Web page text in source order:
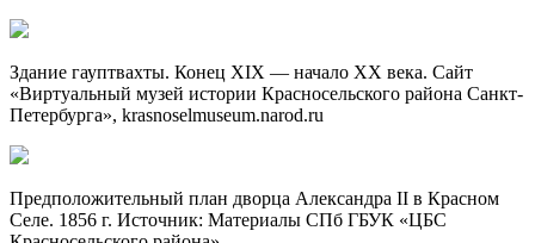
Здание гауптвахты. Конец XIX — начало ХХ века. Сайт
«Виртуальный музей истории Красносельского района Санкт-
Петербурга», krasnoselmuseum.narod.ru
Предположительный план дворца Александра II в Красном
Селе. 1856 г. Источник: Материалы СПб ГБУК «ЦБС